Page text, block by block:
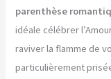
parenthèse
idéale célébrer
raviver la flamme de
particulièrement